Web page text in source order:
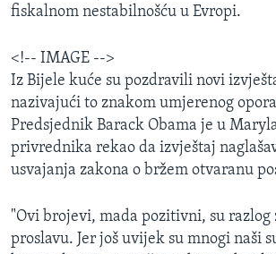
fiskalnom nestabilnošću u Evropi.
<!-- IMAGE -->
Iz Bijele kuće su pozdravili novi
nazivajući to znakom umjerenog
Predsjednik Barack Obama je u
privrednika rekao da izvještaj
usvajanja zakona o bržem otvaranu
"Ovi brojevi, mada pozitivni, su razlog
proslavu. Jer još uvijek su mnogi naši